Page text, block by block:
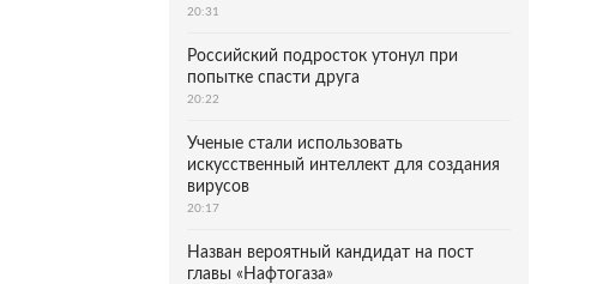
20:31
Российский подросток утонул при
попытке спасти друга
20:22
Ученые стали использовать
искусственный интеллект для создания
вирусов
20:17
Назван вероятный кандидат на пост
главы «Нафтогаза»